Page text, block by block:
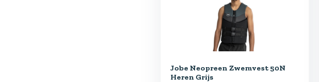
Jobe Neopreen Zwemvest 50N
Heren Grijs